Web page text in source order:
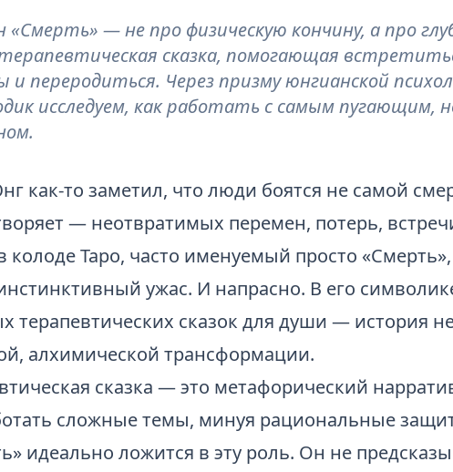
«Смерть» — не про физическую кончину, а про
сказка, помогающая
и переродиться. Через призму юнгианской
исследуем, как работать с самым пугающим,
как-то заметил, что люди боятся не самой
— неотвратимых перемен, потерь,
колоде Таро, часто именуемый просто
ужас. И напрасно. В его
терапевтических сказок для души — история
алхимической трансформации.
сказка — это метафорический
сложные темы, минуя рациональные
идеально ложится в эту роль. Он не